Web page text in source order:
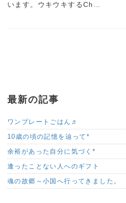
います。ウキウキするCh…
最新の記事
ワンプレートごはん♬
10歳の頃の記憶を辿って*
余裕があった自分に気づく*
逢ったことない人へのギフト
魂の故郷～小国へ行ってきました。